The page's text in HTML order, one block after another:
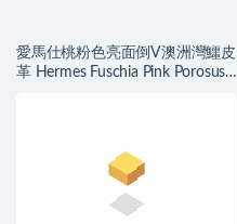
愛馬仕桃粉色亮面倒V澳洲灣鱷皮
革 Hermes Fuschia Pink Porosus